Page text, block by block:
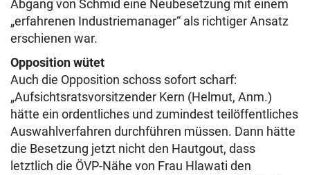
Abgang von Schmid eine Neubesetzung mit einem
„erfahrenen Industriemanager“ als richtiger Ansatz
erschienen war.
Opposition wütet
Auch die Opposition schoss sofort scharf:
„Aufsichtsratsvorsitzender Kern (Helmut, Anm.)
hätte ein ordentliches und zumindest teilöffentliches
Auswahlverfahren durchführen müssen. Dann hätte
die Besetzung jetzt nicht den Hautgout, dass
letztlich die ÖVP-Nähe von Frau Hlawati den